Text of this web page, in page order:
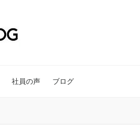
社員の声 ブログ